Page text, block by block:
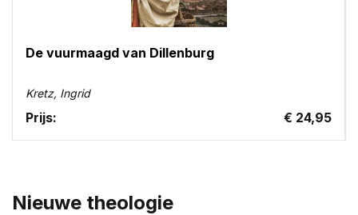
De vuurmaagd van Dillenburg
Kretz, Ingrid
Prijs: € 24,95
Nieuwe theologie